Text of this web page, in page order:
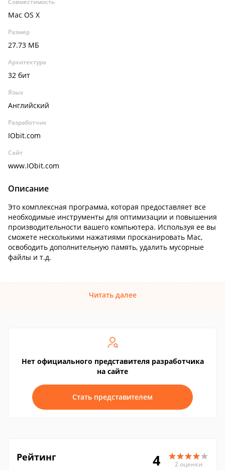
Совместимость
Mac OS X
Размер
27.73 МБ
Архитектура
32 бит
Язык
Английский
Разработчик
IObit.com
Сайт
www.IObit.com
Описание
Это комплексная программа, которая предоставляет все
необходимые инструменты для оптимизации и повышения
производительности вашего компьютера. Используя ее вы
сможете несколькими нажатиями просканировать Mac,
освободить дополнительную память, удалить мусорные
файлы и т.д.
Читать далее
Нет официального представителя разработчика
на сайте
Стать представителем
Рейтинг 4 2 оценки